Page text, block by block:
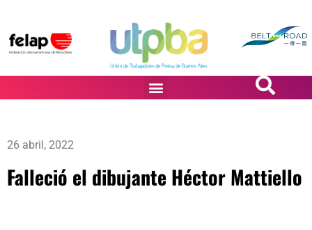
26 abril, 2022
Falleció el dibujante Héctor Mattiello